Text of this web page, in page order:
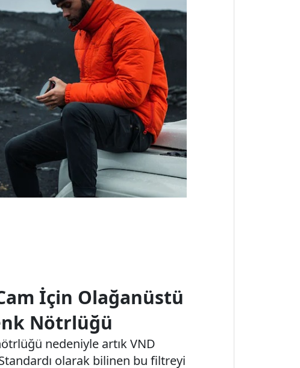
İçin Olağanüstü
Nötrlüğü
nedeniyle artık VND
olarak bilinen bu filtreyi